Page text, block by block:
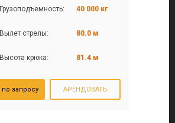
Грузоподъемность: 40 000 кг
Вылет стрелы: 80.0 м
Высота крюка: 81.4 м
по запросу АРЕНДОВАТЬ